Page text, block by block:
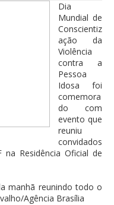
Dia
Mundial de
Conscientiz
ação da
Violência
contra a
Pessoa
Idosa foi
comemora
do com
evento que
reuniu
convidados
na Residência Oficial de
manhã reunindo todo o
Agência Brasília